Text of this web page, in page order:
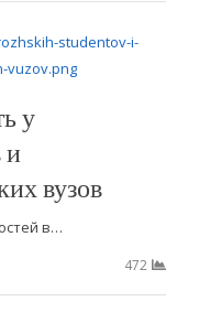
у
и
вузов
в…
472